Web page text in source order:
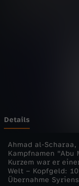
o
k
u
Details
Ahmad al-
Kampfnamen "Abu
Kurzem war er
Welt – Kopfgeld:
Übernahme